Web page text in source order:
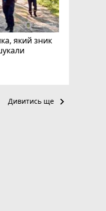
який зник
Дивитись ще keyboard_arrow_right